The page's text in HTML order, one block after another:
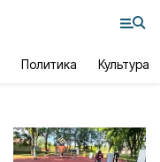
Политика Культура